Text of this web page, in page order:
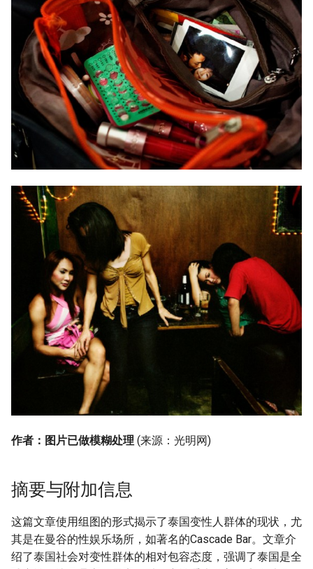
作者：图片已做模糊处理 (来源：光明网)
摘要与附加信息
这篇文章使用组图的形式揭示了泰国变性人群体的现状，尤
其是在曼谷的性娱乐场所，如著名的Cascade Bar。文章介
绍了泰国社会对变性群体的相对包容态度，强调了泰国是全